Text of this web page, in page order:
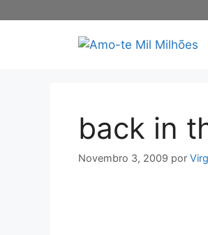
back in
Novembro 3, 2009 por